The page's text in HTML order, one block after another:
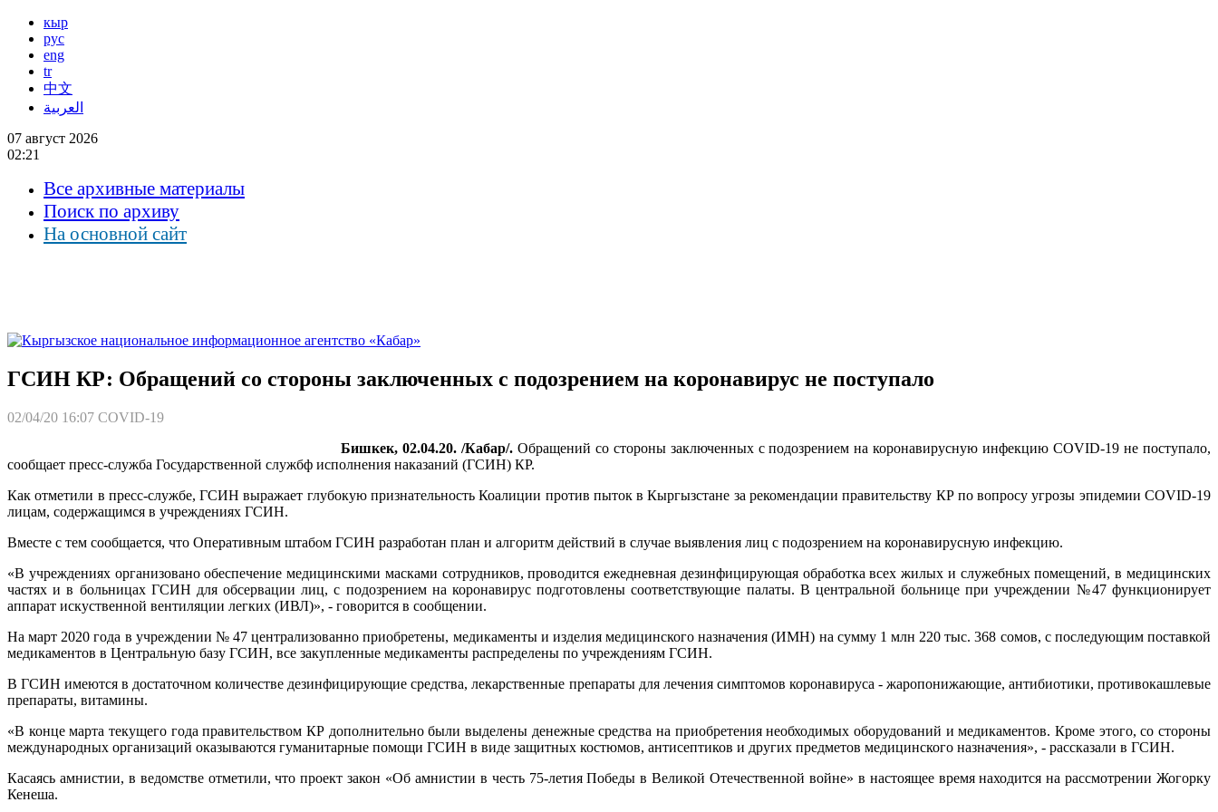
кыр
рус
eng
tr
中文
العربية
07 август 2026
02:21
Все архивные материалы
Поиск по архиву
На основной сайт
ГСИН КР: Обращений со стороны заключенных с подозрением на коронавирус не поступало
02/04/20 16:07 COVID-19
Бишкек, 02.04.20. /Кабар/. Обращений со стороны заключенных с подозрением на коронавирусную инфекцию COVID-19 не поступало,
сообщает пресс-служба Государственной службф исполнения наказаний (ГСИН) КР.
Как отметили в пресс-службе, ГСИН выражает глубокую признательность Коалиции против пыток в Кыргызстане за рекомендации правительству КР по вопросу угрозы эпидемии COVID-19
лицам, содержащимся в учреждениях ГСИН.
Вместе с тем сообщается, что Оперативным штабом ГСИН разработан план и алгоритм действий в случае выявления лиц с подозрением на коронавирусную инфекцию.
«В учреждениях организовано обеспечение медицинскими масками сотрудников, проводится ежедневная дезинфицирующая обработка всех жилых и служебных помещений, в медицинских
частях и в больницах ГСИН для обсервации лиц, с подозрением на коронавирус подготовлены соответствующие палаты. В центральной больнице при учреждении №47 функционирует
аппарат искуственной вентиляции легких (ИВЛ)», - говорится в сообщении.
На март 2020 года в учреждении № 47 централизованно приобретены, медикаменты и изделия медицинского назначения (ИМН) на сумму 1 млн 220 тыс. 368 сомов, с последующим поставкой
медикаментов в Центральную базу ГСИН, все закупленные медикаменты распределены по учреждениям ГСИН.
В ГСИН имеются в достаточном количестве дезинфицирующие средства, лекарственные препараты для лечения симптомов коронавируса - жаропонижающие, антибиотики, противокашлевые
препараты, витамины.
«В конце марта текущего года правительством КР дополнительно были выделены денежные средства на приобретения необходимых оборудований и медикаментов. Кроме этого, со стороны
международных организаций оказываются гуманитарные помощи ГСИН в виде защитных костюмов, антисептиков и других предметов медицинского назначения», - рассказали в ГСИН.
Касаясь амнистии, в ведомстве отметили, что проект закон «Об амнистии в честь 75-летия Победы в Великой Отечественной войне» в настоящее время находится на рассмотрении Жогорку
Кенеша.